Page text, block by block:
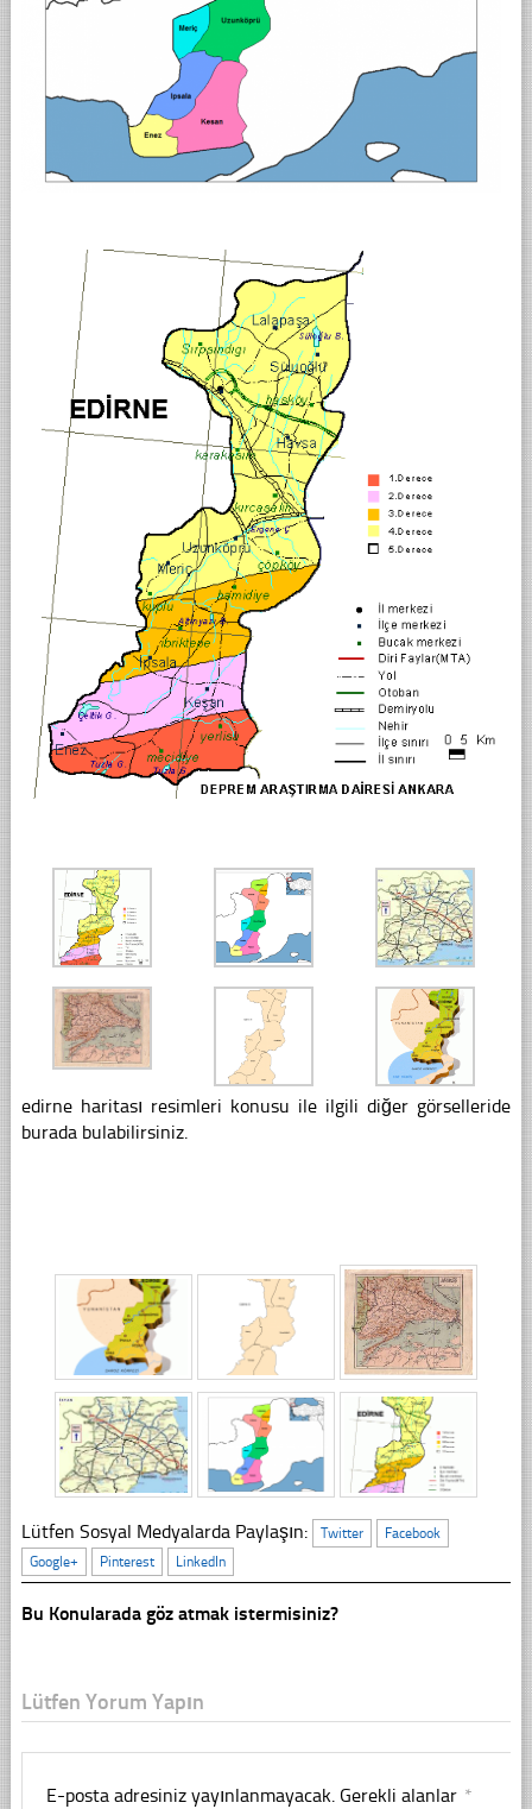
edirne haritası resimleri konusu ile ilgili diğer görselleride
burada bulabilirsiniz.
Lütfen Sosyal Medyalarda Paylaşın: Twitter
Facebook
Google+
Pinterest LinkedIn
Bu Konularada göz atmak istermisiniz?
Lütfen Yorum Yapın
E-posta adresiniz yayınlanmayacak. Gerekli alanlar *